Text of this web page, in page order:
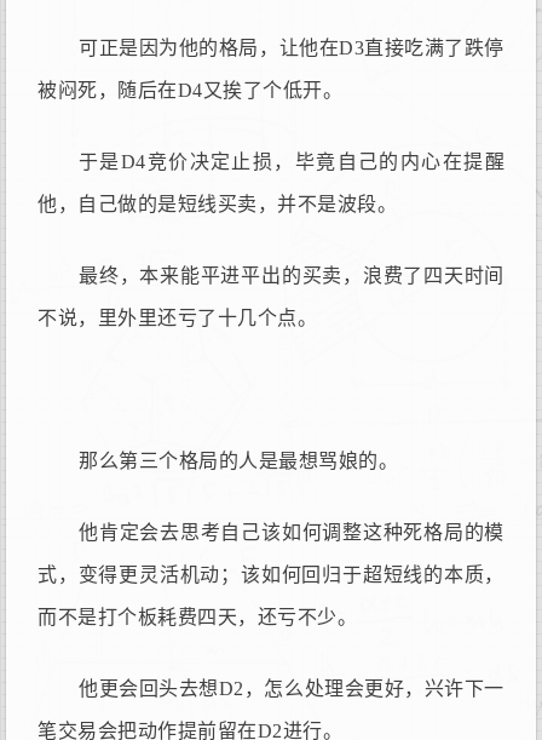
可正是因为他的格局，让他在D3直接吃满了跌停
被闷死，随后在D4又挨了个低开。
于是D4竞价决定止损，毕竟自己的内心在提醒
他，自己做的是短线买卖，并不是波段。
最终，本来能平进平出的买卖，浪费了四天时间
不说，里外里还亏了十几个点。
那么第三个格局的人是最想骂娘的。
他肯定会去思考自己该如何调整这种死格局的模
式，变得更灵活机动；该如何回归于超短线的本质，
而不是打个板耗费四天，还亏不少。
他更会回头去想D2，怎么处理会更好，兴许下一
笔交易会把动作提前留在D2进行。